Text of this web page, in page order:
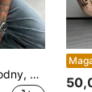
GRDR Męski letni, swobodny, bezrękawnik z okrągłym dekoltem